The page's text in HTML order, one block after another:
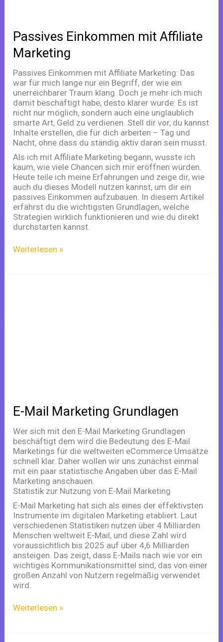
Passives Einkommen mit Affiliate
Marketing
Passives Einkommen mit Affiliate Marketing: Das
war für mich lange nur ein Begriff, der wie ein
unerreichbarer Traum klang. Doch je mehr ich mich
damit beschäftigt habe, desto klarer wurde: Es ist
nicht nur möglich, sondern auch eine unglaublich
smarte Art, Geld zu verdienen. Stell dir vor, du kannst
Inhalte erstellen, die für dich arbeiten – Tag und
Nacht, ohne dass du ständig aktiv daran sein musst.
Als ich mit Affiliate Marketing begann, wusste ich
kaum, wie viele Chancen sich mir eröffnen würden.
Heute teile ich meine Erfahrungen und zeige dir, wie
auch du dieses Modell nutzen kannst, um dir ein
passives Einkommen aufzubauen. In diesem Artikel
erfährst du die wichtigsten Grundlagen, welche
Strategien wirklich funktionieren und wie du direkt
durchstarten kannst.
Weiterlesen »
E-Mail Marketing Grundlagen
Wer sich mit den E-Mail Marketing Grundlagen
beschäftigt dem wird die Bedeutung des E-Mail
Marketings für die weltweiten eCommerce Umsätze
schnell klar. Daher wollen wir uns zunächst einmal
mit ein paar statistische Angaben über das E-Mail
Marketing anschauen.
Statistik zur Nutzung von E-Mail Marketing
E-Mail Marketing hat sich als eines der effektivsten
Instrumente im digitalen Marketing etabliert. Laut
verschiedenen Statistiken nutzen über 4 Milliarden
Menschen weltweit E-Mail, und diese Zahl wird
voraussichtlich bis 2025 auf über 4,6 Milliarden
ansteigen. Das zeigt, dass E-Mails nach wie vor ein
wichtiges Kommunikationsmittel sind, das von einer
großen Anzahl von Nutzern regelmäßig verwendet
wird.
Weiterlesen »